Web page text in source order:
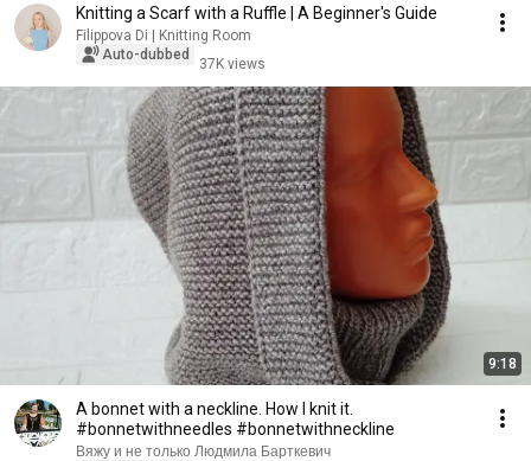
Knitting a Scarf with a Ruffle | A Beginner's Guide
Filippova Di | Knitting Room
Auto-dubbed
37K views
9:18
A bonnet with a neckline. How I knit it.
#bonnetwithneedles #bonnetwithneckline
Вяжу и не только Людмила Барткевич